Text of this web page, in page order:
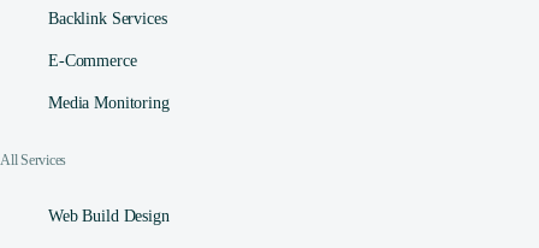
Backlink Services
E-Commerce
Media Monitoring
All Services
Web Build Design